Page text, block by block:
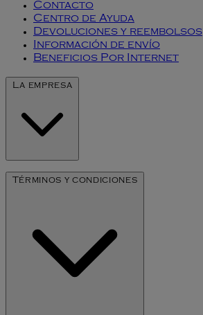
Contacto
Centro de Ayuda
Devoluciones y reembolsos
Información de envío
Beneficios Por Internet
La empresa
Nuestra Historia
Términos y condiciones